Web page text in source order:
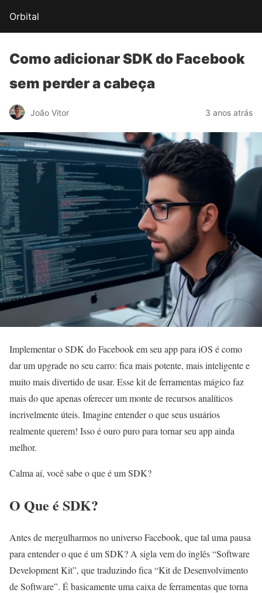
Orbital
Como adicionarSDK do Facebook
sem perder a cabeça
João Vitor 3 anos atrás
Implementar o SDK do Facebook em seu app para iOS é como
dar um upgrade no seu carro: fica mais potente, mais inteligente e
muito mais divertido de usar. Esse kit de ferramentas mágico faz
mais do que apenas oferecer um monte de recursos analíticos
incrivelmente úteis. Imagine entender o que seus usuários
realmente querem! Isso é ouro puro para tornar seu app ainda
melhor.
Calma aí, você sabe o que é um SDK?
O Que é SDK?
Antes de mergulharmos no universo Facebook, que tal uma pausa
para entender o que é um SDK? A sigla vem do inglês “Software
Development Kit”, que traduzindo fica “Kit de Desenvolvimento
de Software”. É basicamente uma caixa de ferramentas que torna